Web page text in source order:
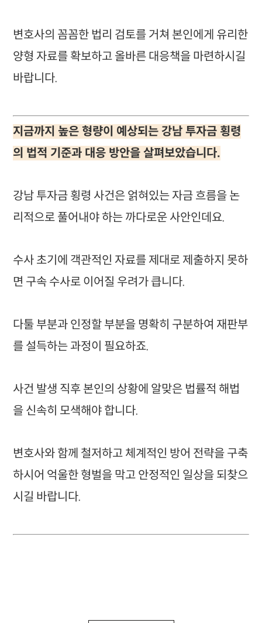
변호사의 꼼꼼한 법리 검토를 거쳐 본인에게 유리한
양형 자료를 확보하고 올바른 대응책을 마련하시길
바랍니다.
지금까지 높은 형량이 예상되는 강남 투자금 횡령
의 법적 기준과 대응 방안을 살펴보았습니다.
강남 투자금 횡령 사건은 얽혀있는 자금 흐름을 논
리적으로 풀어내야 하는 까다로운 사안인데요.
수사 초기에 객관적인 자료를 제대로 제출하지 못하
면 구속 수사로 이어질 우려가 큽니다.
다툴 부분과 인정할 부분을 명확히 구분하여 재판부
를 설득하는 과정이 필요하죠.
사건 발생 직후 본인의 상황에 알맞은 법률적 해법
을 신속히 모색해야 합니다.
변호사와 함께 철저하고 체계적인 방어 전략을 구축
하시어 억울한 형벌을 막고 안정적인 일상을 되찾으
시길 바랍니다.